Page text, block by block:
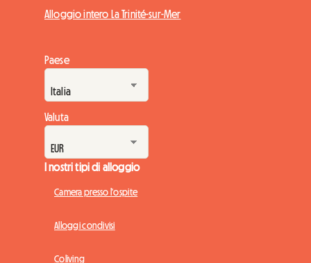
Alloggio intero La Trinité-sur-Mer
Paese
Valuta
I nostri tipi di alloggio
Camera presso l'ospite
Alloggi condivisi
Coliving